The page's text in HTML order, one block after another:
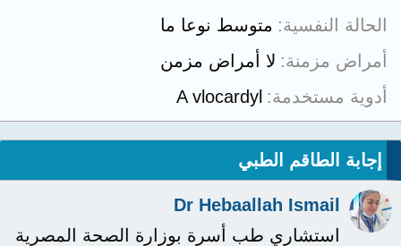
الحالة النفسية
متوسط نوعا ما
أمراض مزمنة لا أمراض مزمن
أدوية مستخدمة
A vlocardyl
إجابة الطاقم الطبي
Dr Hebaallah Ismail
استشاري طب أسرة بوزارة الصحة المصرية